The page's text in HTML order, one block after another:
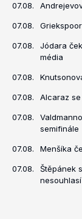
07.08.
07.08.
07.08.
Jódara
média
07.08.
07.08. Alcaraz
07.08.
semifinále
07.08. Menšíka
07.08.
Štěpánek
nesouhlasí